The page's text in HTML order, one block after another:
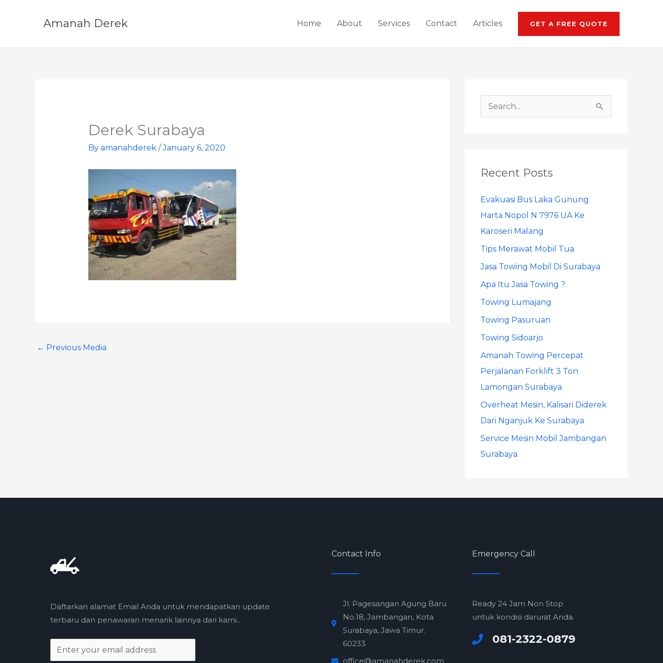
Amanah Derek Home About Services Contact Articles GET A FREE QUOTE
Derek Surabaya
By amanahderek /January 6, 2020
← Previous Media
c
f
o
r
Recent Posts
Evakuasi Bus Laka Gunung
Harta Nopol N 7976 UA Ke
Karoseri Malang
Tips Merawat Mobil Tua
Jasa Towing Mobil Di Surabaya
Apa Itu Jasa Towing ?
Towing Lumajang
Towing Pasuruan
Towing Sidoarjo
Amanah Towing Percepat
Perjalanan Forklift 3 Ton
Lamongan Surabaya.
Overheat Mesin, Kalisari Diderek
Dari Nganjuk Ke Surabaya
Service Mesin Mobil Jambangan
Surabaya
Daftarkan alamat Email Anda untuk mendapatkan update
terbaru dan penawaran menarik lainnya dari kami..
m
Contact Info
Jl. Pagesangan Agung Baru
No.18, Jambangan, Kota
Surabaya, Jawa Timur.
60233
office@amanahderek.com
Emergency Call
Ready 24 Jam Non Stop
untuk kondisi darurat Anda.
081-2322-0879